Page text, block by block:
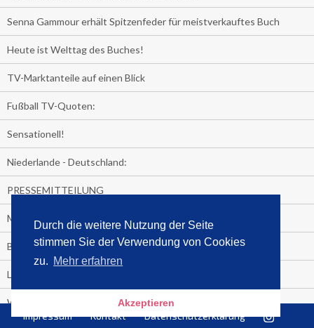
Durch die weitere Nutzung der Seite
stimmen Sie der Verwendung von Cookies
zu. Mehr erfahren
Akzeptieren
Senna Gammour erhält Spitzenfeder für meistverkauftes Buch
Heute ist Welttag des Buches!
TV-Marktanteile auf einen Blick
Fußball TV-Quoten:
Sensationell!
Niederlande - Deutschland:
PRESSEMITTEILUNG
Media Control eBook-Panel
BIATHLON-WM im TV
Lagerfelds N°5
Wer schaut täglich fast sieben Stunden Fernsehen?
Impressum Kontakt Datenschutzerklärung